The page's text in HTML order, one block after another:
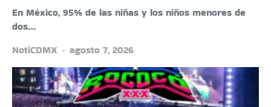
En México, 95% de las niñas y los niños menores de
dos…
NotiCDMX
agosto 7, 2026